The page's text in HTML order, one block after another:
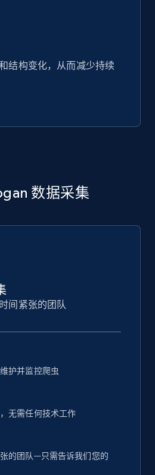
结构变化，从而减少持续
数据采集
间紧张的团队
护并监控爬虫
无需任何技术工作
的团队—只需告诉我们您的